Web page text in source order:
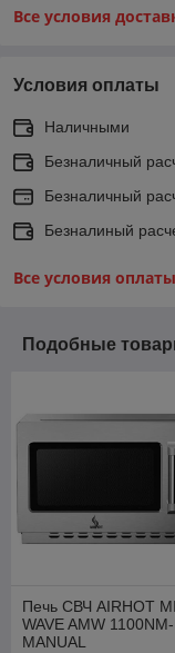
Все условия
Условия оплаты
Наличными
Безналичный
Безналичный
Безналиный
Все условия оплаты
Подобные
Печь СВЧ AIRHOT
WAVE AMW
MANUAL